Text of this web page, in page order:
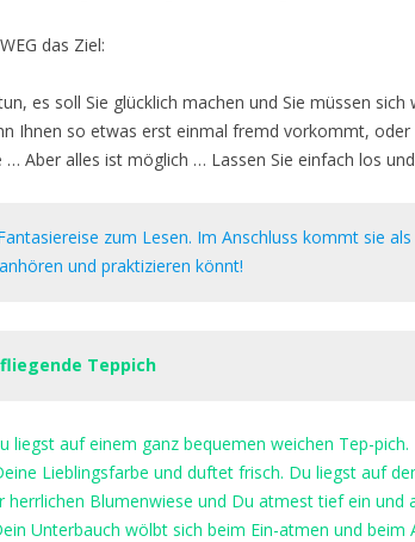
das Ziel:
es soll Sie glücklich machen und Sie müssen
Ihnen so etwas erst einmal fremd vorkommt,
… Aber alles ist möglich … Lassen Sie einfach los
zum Lesen. Im Anschluss kommt sie
und praktizieren könnt!
Teppich
liegst auf einem ganz bequemen weichen Tep-pich.
Lieblingsfarbe und duftet frisch. Du liegst auf
herrlichen Blumenwiese und Du atmest tief ein und
Unterbauch wölbt sich beim Ein-atmen und beim